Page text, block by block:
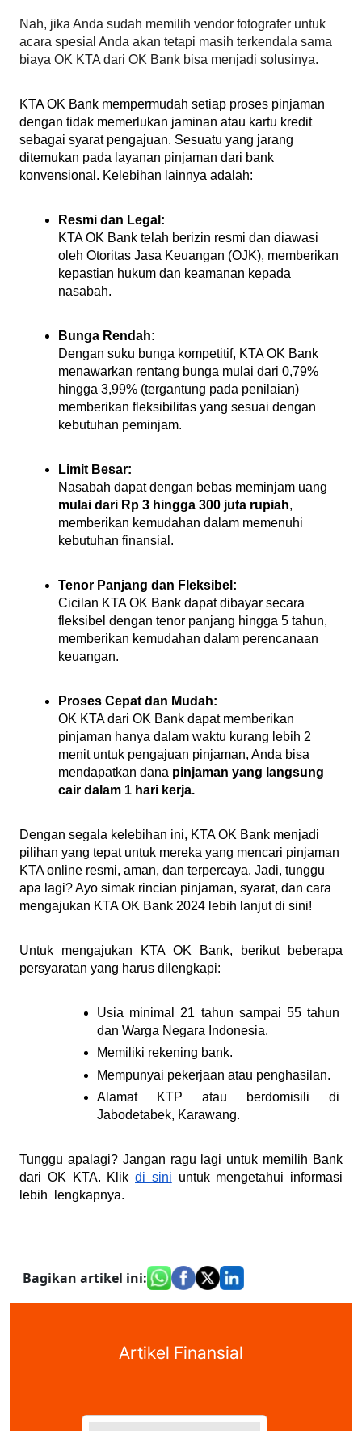
Nah, jika Anda sudah memilih vendor fotografer untuk
acara spesial Anda akan tetapi masih terkendala sama
biaya OK KTA dari OK Bank bisa menjadi solusinya.
KTA OK Bank mempermudah setiap proses pinjaman
dengan tidak memerlukan jaminan atau kartu kredit
sebagai syarat pengajuan. Sesuatu yang jarang
ditemukan pada layanan pinjaman dari bank
konvensional. Kelebihan lainnya adalah:
Resmi dan Legal:
KTA OK Bank telah berizin resmi dan diawasi
oleh Otoritas Jasa Keuangan (OJK), memberikan
kepastian hukum dan keamanan kepada
nasabah.
Bunga Rendah:
Dengan suku bunga kompetitif, KTA OK Bank
menawarkan rentang bunga mulai dari 0,79%
hingga 3,99% (tergantung pada penilaian)
memberikan fleksibilitas yang sesuai dengan
kebutuhan peminjam.
Limit Besar:
mulai dari Rp 3 hingga 300 juta rupiah,
memberikan kemudahan dalam memenuhi
kebutuhan finansial.
Tenor Panjang dan Fleksibel:
Cicilan KTA OK Bank dapat dibayar secara
fleksibel dengan tenor panjang hingga 5 tahun,
memberikan kemudahan dalam perencanaan
keuangan.
Proses Cepat dan Mudah:
OK KTA dari OK Bank dapat memberikan
pinjaman hanya dalam waktu kurang lebih 2
menit untuk pengajuan pinjaman, Anda bisa
mendapatkan dana pinjaman yang langsung
cair dalam 1 hari kerja.
Dengan segala kelebihan ini, KTA OK Bank menjadi
pilihan yang tepat untuk mereka yang mencari pinjaman
KTA online resmi, aman, dan terpercaya. Jadi, tunggu
apa lagi? Ayo simak rincian pinjaman, syarat, dan cara
mengajukan KTA OK Bank 2024 lebih lanjut di sini!
Untuk mengajukan KTA OK Bank, berikut beberapa
persyaratan yang harus dilengkapi:
Usia minimal 21 tahun sampai 55 tahun
dan Warga Negara Indonesia.
Memiliki rekening bank.
Mempunyai pekerjaan atau penghasilan.
Alamat KTP atau berdomisili di
Jabodetabek, Karawang.
Tunggu apalagi? Jangan ragu lagi untuk memilih Bank
dari OK KTA. Klik di sini untuk mengetahui informasi
lebih  lengkapnya.
Bagikan artikel ini:
Artikel Finansial